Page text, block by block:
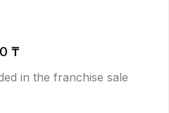
₸
in the franchise sale